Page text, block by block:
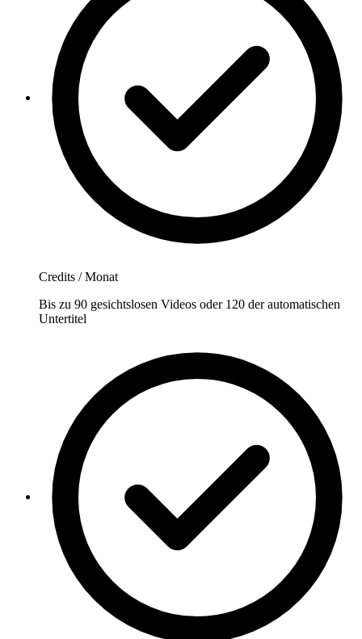
Credits / Monat
Bis zu 90 gesichtslosen Videos oder 120 der automatischen
Untertitel